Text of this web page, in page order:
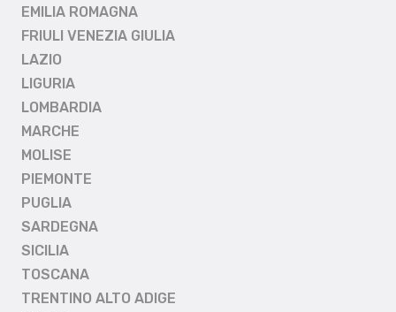
EMILIA ROMAGNA
FRIULI VENEZIA GIULIA
LAZIO
LIGURIA
LOMBARDIA
MARCHE
MOLISE
PIEMONTE
PUGLIA
SARDEGNA
SICILIA
TOSCANA
TRENTINO ALTO ADIGE